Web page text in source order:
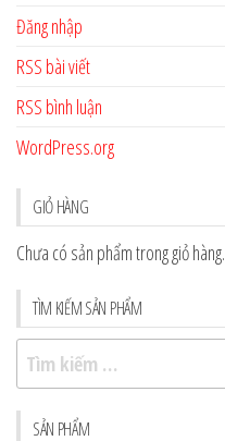
Đăng nhập
RSS bài viết
RSS bình luận
WordPress.org
GIỎ HÀNG
Chưa có sản phẩm trong giỏ hàng.
TÌM KIẾM SẢN PHẨM
Tìm
kiếm
cho:
SẢN PHẨM